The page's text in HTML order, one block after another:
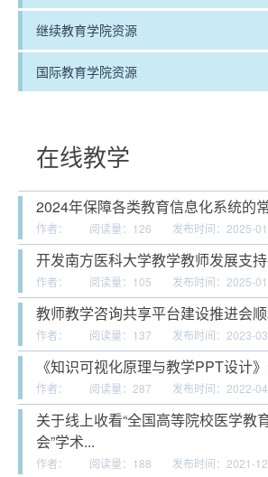
继续教育学院资源
国际教育学院资源
在线教学
2024年保障各类教育信息化系统的
作者： 阅读量： 126 发布时间：2025-
开发南方医科大学教学教师发展支
作者： 阅读量： 105 发布时间：2025-
教师教学咨询共享平台建设推进会
作者： 阅读量： 137 发布时间：2023-
《知识可视化原理与教学PPT设计
作者： 阅读量： 287 发布时间：2022-
关于线上收看“全国高等院校医学教
会”学术...
作者： 阅读量： 188 发布时间：2021-